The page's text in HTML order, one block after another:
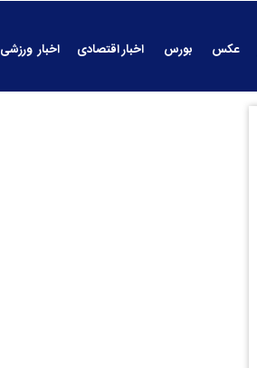
عکس بورس اخبار اقتصادی
اخبار ورزشی